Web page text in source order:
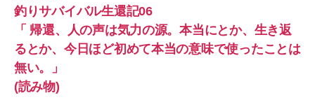
釣りサバイバル生還記06
「 帰還、人の声は気力の源。本当にとか、生き返
るとか、今日ほど初めて本当の意味で使ったことは
無い。」
(読み物)